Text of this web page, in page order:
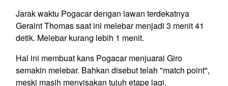
Jarak waktu Pogacar dengan lawan terdekatnya
Geraint Thomas saat ini melebar menjadi 3 menit 41
detik. Melebar kurang lebih 1 menit.
Hal ini membuat kans Pogacar menjuarai Giro
semakin melebar. Bahkan disebut telah "match point",
meski masih menyisakan tujuh etape lagi.